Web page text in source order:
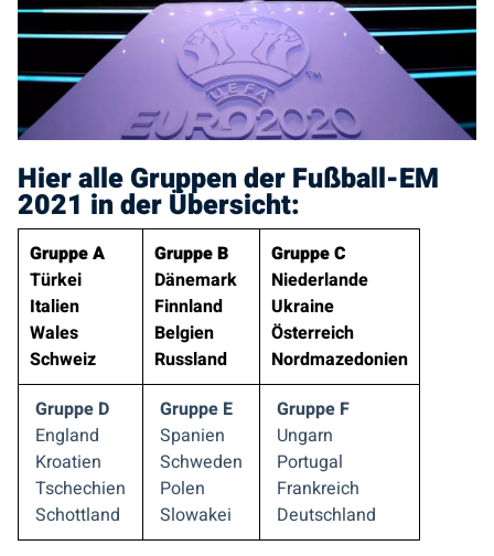
Hier alle Gruppen der Fußball-EM
2021 in der Übersicht:
Gruppe A
Türkei
Italien
Wales
Schweiz
Gruppe B
Dänemark
Finnland
Belgien
Russland
Gruppe C
Niederlande
Ukraine
Österreich
Nordmazedonien
Gruppe D
England
Kroatien
Tschechien
Schottland
Gruppe E
Spanien
Schweden
Polen
Slowakei
Gruppe F
Ungarn
Portugal
Frankreich
Deutschland